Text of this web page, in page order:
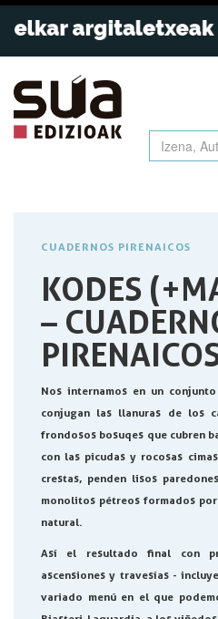
CUADERNOS PIRENAICOS
KODES
–
Nos internamos en un
conjugan las llanuras de los
frondosos bosuqes que cubren
con las picudas y rocosas
crestas, penden lisos
monolitos pétreos formados
natural.
Así el resultado final con
ascensiones y travesías -
variado menú en el que